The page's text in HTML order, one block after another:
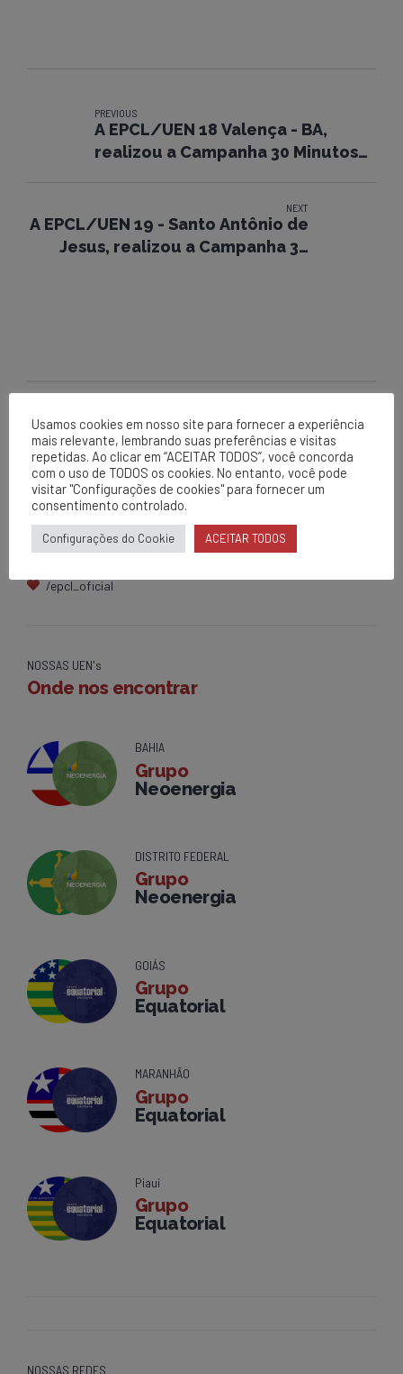
PREVIOUS
A EPCL/UEN 18 Valença - BA,
realizou a Campanha 30 Minutos
NEXT
A EPCL/UEN 19 - Santo Antônio de
Jesus, realizou a Campanha 30
EPCL
Matriz
Av. Centenário, 1420
0800 284 2269
/epcl_oficial
NOSSAS UEN's
Onde nos encontrar
BAHIA
Grupo
Neoenergia
DISTRITO FEDERAL
Grupo
Neoenergia
GOIÁS
Grupo
Equatorial
MARANHÃO
Grupo
Equatorial
Piauí
Grupo
Equatorial
NOSSAS REDES
Usamos cookies em nosso site para fornecer a experiência
mais relevante, lembrando suas preferências e visitas
repetidas. Ao clicar em “ACEITAR TODOS”, você concorda
com o uso de TODOS os cookies. No entanto, você pode
visitar "Configurações de cookies" para fornecer um
consentimento controlado.
Configurações do Cookie ACEITAR TODOS